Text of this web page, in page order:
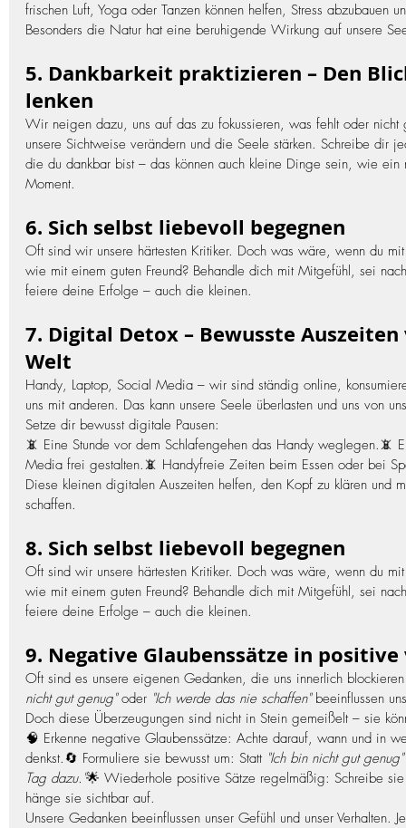
frischen Luft, Yoga oder Tanzen können helfen, Stress abzubauen
Besonders die Natur hat eine beruhigende Wirkung auf unsere
5. Dankbarkeit praktizieren – Den
lenken
Wir neigen dazu, uns auf das zu fokussieren, was fehlt oder
unsere Sichtweise verändern und die Seele stärken. Schreibe dir
die du dankbar bist – das können auch kleine Dinge sein, wie ein
Moment.
6. Sich selbst liebevoll begegnen
Oft sind wir unsere härtesten Kritiker. Doch was wäre, wenn du
wie mit einem guten Freund? Behandle dich mit Mitgefühl, sei
feiere deine Erfolge – auch die kleinen.
7. Digital Detox – Bewusste
Welt
Handy, Laptop, Social Media – wir sind ständig online,
uns mit anderen. Das kann unsere Seele überlasten und uns von
Setze dir bewusst digitale Pausen:
📵 Eine Stunde vor dem Schlafengehen das Handy weglegen.📵
Media frei gestalten.📵 Handyfreie Zeiten beim Essen oder bei
Diese kleinen digitalen Auszeiten helfen, den Kopf zu klären und
schaffen.
8. Sich selbst liebevoll begegnen
Oft sind wir unsere härtesten Kritiker. Doch was wäre, wenn du
wie mit einem guten Freund? Behandle dich mit Mitgefühl, sei
feiere deine Erfolge – auch die kleinen.
9. Negative Glaubenssätze in
Oft sind es unsere eigenen Gedanken, die uns innerlich
nicht gut genug" oder "Ich werde das nie schaffen" beeinflussen
Doch diese Überzeugungen sind nicht in Stein gemeißelt – sie
🧠 Erkenne negative Glaubenssätze: Achte darauf, wann und in
denkst.🔄 Formuliere sie bewusst um: Statt "Ich bin nicht gut genug"
Tag dazu."🌟 Wiederhole positive Sätze regelmäßig: Schreibe
hänge sie sichtbar auf.
Unsere Gedanken beeinflussen unser Gefühl und unser Verhalten.